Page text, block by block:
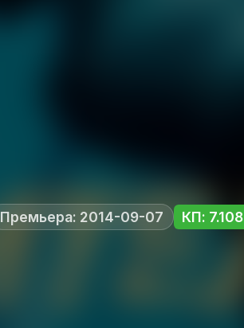
Премьера: 2014-09-07 КП: 7.108